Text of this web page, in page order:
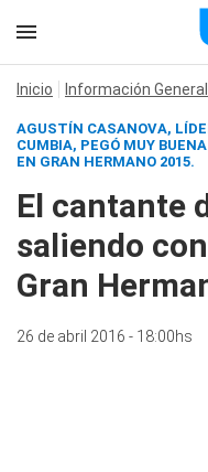
Inicio Información General
AGUSTÍN CASANOVA,
CUMBIA, PEGÓ MUY
EN GRAN HERMANO 2015.
El cantante
saliendo
Gran
26 de abril 2016 - 18:00hs